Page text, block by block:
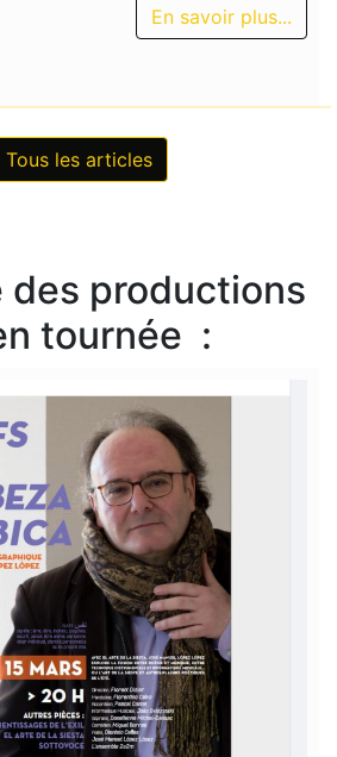
En savoir plus...
Tous les articles
des productions
tournée :